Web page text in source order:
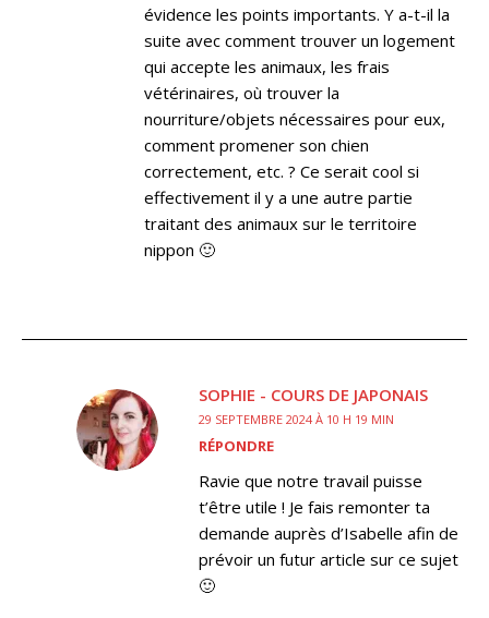
évidence les points importants. Y a-t-il la
suite avec comment trouver un logement
qui accepte les animaux, les frais
vétérinaires, où trouver la
nourriture/objets nécessaires pour eux,
comment promener son chien
correctement, etc. ? Ce serait cool si
effectivement il y a une autre partie
traitant des animaux sur le territoire
nippon 🙂
SOPHIE - COURS DE JAPONAIS
29 SEPTEMBRE 2024 À 10 H 19 MIN
RÉPONDRE
Ravie que notre travail puisse
t’être utile ! Je fais remonter ta
demande auprès d’Isabelle afin de
prévoir un futur article sur ce sujet
🙂